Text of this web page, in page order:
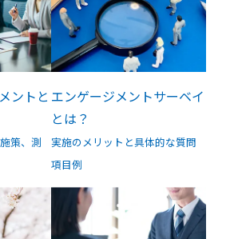
ントと
策、測
エンゲージメントサーベイ
とは？
実施のメリットと具体的な質問
項目例